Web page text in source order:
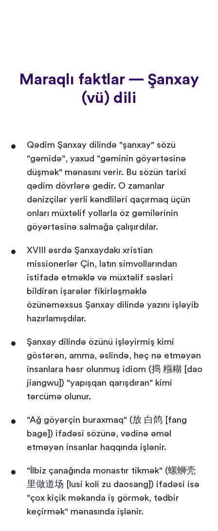
Maraqlı faktlar — Şanxay
(vü) dili
Qədim Şanxay dilində "şanxay" sözü
"gəmidə", yaxud "gəminin göyərtəsinə
düşmək" mənasını verir. Bu sözün tarixi
qədim dövrlərə gedir. O zamanlar
dənizçilər yerli kəndliləri qaçırmaq üçün
onları müxtəlif yollarla öz gəmilərinin
göyərtəsinə salmağa çalışırdılar.
XVIII əsrdə Şanxaydakı xristian
missionerlər Çin, latın simvollarından
istifadə etməklə və müxtəlif səsləri
bildirən işarələr fikirləşməklə
özünəməxsus Şanxay dilində yazını işləyib
hazırlamışdılar.
Şanxay dilində özünü işləyirmiş kimi
göstərən, amma, əslində, heç nə etməyən
insanlara həsr olunmuş idiom (捣 糨糊 [dao
jiangwu]) "yapışqan qarışdıran" kimi
tərcümə olunur.
"Ağ göyərçin buraxmaq" (放 白鸽 [fang
bage]) ifadəsi sözünə, vədinə əməl
etməyən insanlar haqqında işlənir.
"İlbiz çanağında monastır tikmək" (螺蛳壳
里做道场 [lusi koli zu daosang]) ifadəsi isə
"çox kiçik məkanda iş görmək, tədbir
keçirmək" mənasında işlənir.